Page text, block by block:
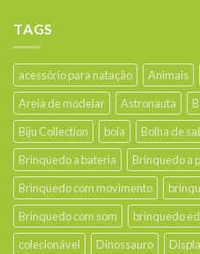
TAGS
acessório para natação Animais
Areia de modelar
Astronauta
Biju Collection
boia Bolha de
Brinquedo a bateria
Brinquedo a
Brinquedo com movimento
Brinquedo com som
brinquedo
colecionável
Dinossauro